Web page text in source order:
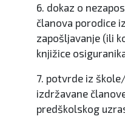
6. dokaz o
članova porodice
zapošljavanje (ili
knjižice
7. potvrde iz
izdržavane
predškolskog